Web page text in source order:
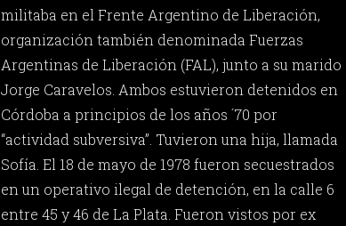
militaba en el Frente Argentino de Liberación,
organización también denominada Fuerzas
Argentinas de Liberación (FAL), junto a su marido
Jorge Caravelos. Ambos estuvieron detenidos en
Córdoba a principios de los años ´70 por
“actividad subversiva”. Tuvieron una hija, llamada
Sofía. El 18 de mayo de 1978 fueron secuestrados
en un operativo ilegal de detención, en la calle 6
entre 45 y 46 de La Plata. Fueron vistos por ex